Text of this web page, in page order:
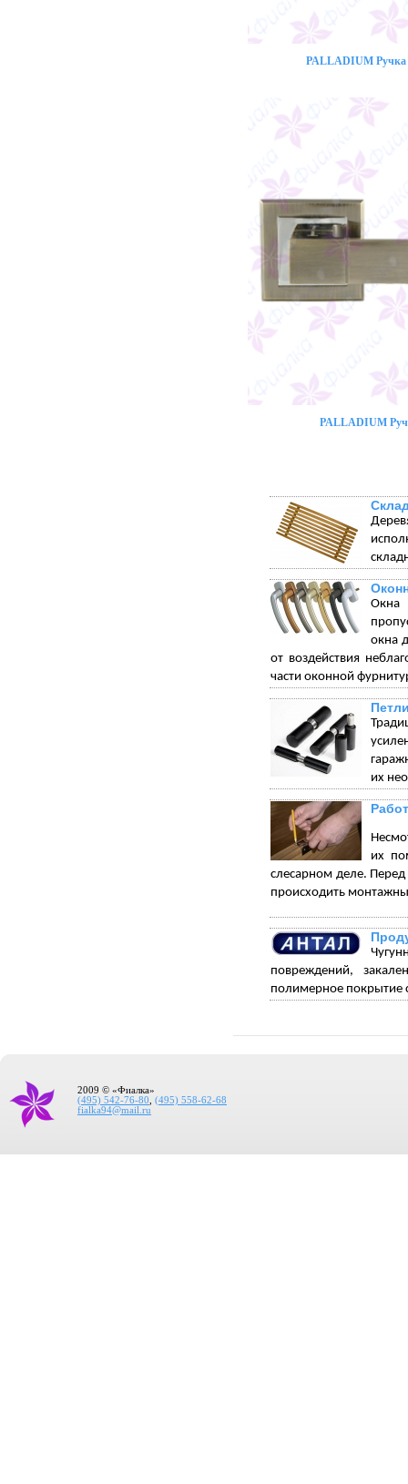
PALLADIUM Ручка
PALLADIUM
Окна
окна
от воздействия
части оконной
их
их
слесарном деле. Перед
происходить
повреждений,
полимерное покрытие
2009 © «Фиалка»
(495) 542-76-80
(495) 558-62-68
fialka94@mail.ru